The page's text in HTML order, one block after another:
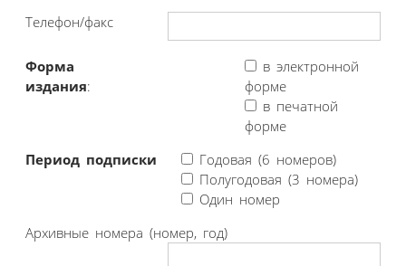
Телефон/факс
Форма
издания:
в электронной
форме
в печатной
форме
Период подписки
Годовая (6 номеров)
Полугодовая (3 номера)
Один номер
Архивные номера (номер, год)